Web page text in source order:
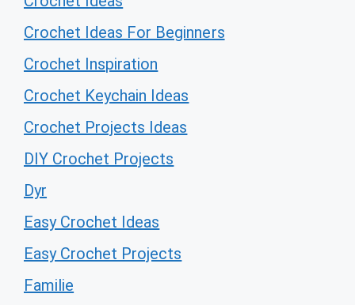
Crochet Ideas For Beginners
Crochet Inspiration
Crochet Keychain Ideas
Crochet Projects Ideas
DIY Crochet Projects
Dyr
Easy Crochet Ideas
Easy Crochet Projects
Familie